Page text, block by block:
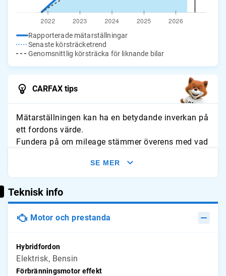
Rapporterade mätarställningar
Senaste körsträcketrend
Genomsnittlig körsträcka för liknande bilar
CARFAX tips
Mätarställningen kan ha en betydande inverkan på
ett fordons värde.
Fundera på om mileage stämmer överens med vad
slitage och jämför avläsningarna med typliga
årliga genomsnitt.
SE MER
Teknisk info
Motor och prestanda
Hybridfordon
Elektrisk, Bensin
Förbränningsmotor effekt